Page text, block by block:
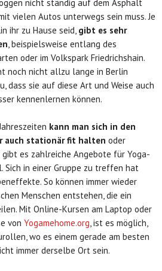
nicht ständig auf dem Asphalt
vielen Autos unterwegs sein muss. Je
ihr zu Hause seid, gibt es sehr
, beispielsweise entlang des
oder im Volkspark Friedrichshain.
noch nicht allzu lange in Berlin
dass sie auf diese Art und Weise auch
kennenlernen können.
kann man sich in den
auch stationär fit halten oder
gibt es zahlreiche Angebote für Yoga-
Sich in einer Gruppe zu treffen hat
So können immer wieder
Menschen entstehen, die ein
Mit Online-Kursen am Laptop oder
von Yogamehome.org , ist es möglich,
wo es einem gerade am besten
immer derselbe Ort sein.